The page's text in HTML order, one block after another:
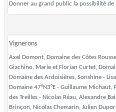
Donner au grand public la possibilité
Vignerons
Axel Domont, Domaine des Côtes
Giachino, Marie et Florian Curtet,
Domaine des Ardoisières, Sonshine -
Domaine 47°N3°E - Guillaume Michaut,
des Treilles - Nicolas Réau, Alexandre
Brinçon, Nicolas Chemarin, Julien